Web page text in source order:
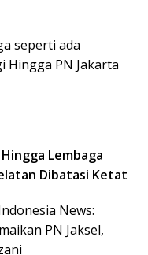
seperti ada
Hingga PN Jakarta
Lembaga
Dibatasi Ketat
News:
PN Jaksel,